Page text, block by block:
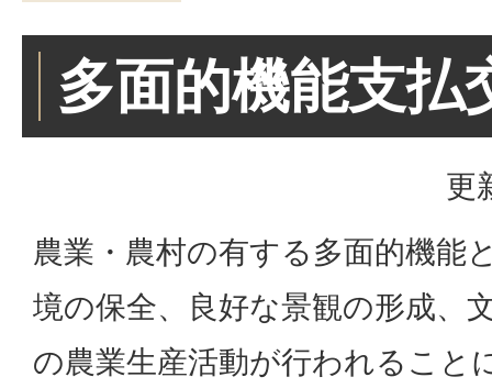
多面的機能支払
更
農業・農村の有する多面的機能
境の保全、良好な景観の形成、
の農業生産活動が行われること